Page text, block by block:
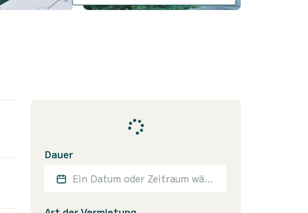
Dauer
Ein Datum oder Zeitraum wählen